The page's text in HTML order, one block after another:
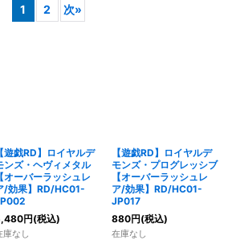
1 2 次»
【遊戯RD】ロイヤルデ
ンズ・ヘヴィメタル
【オーバーラッシュレ
/効果】RD/HC01-
円(税込)
庫なし
【遊戯RD】ロイヤルデ
モンズ・プログレッシブ
【オーバーラッシュレ
ア/効果】RD/HC01-
JP017
880円(税込)
在庫なし